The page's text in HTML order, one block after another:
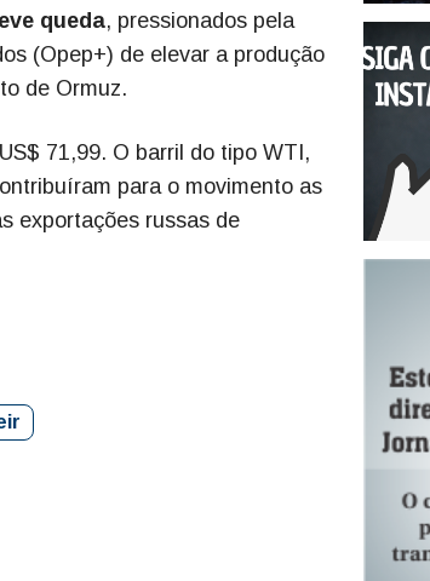
queda, pressionados pela
(Opep+) de elevar a produção
de Ormuz.
71,99. O barril do tipo WTI,
para o movimento as
exportações russas de